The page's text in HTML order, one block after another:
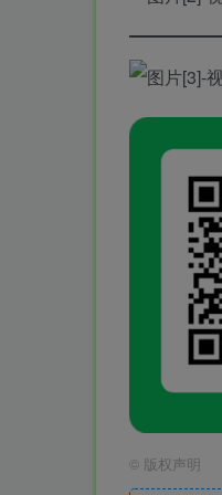
© 版权声明